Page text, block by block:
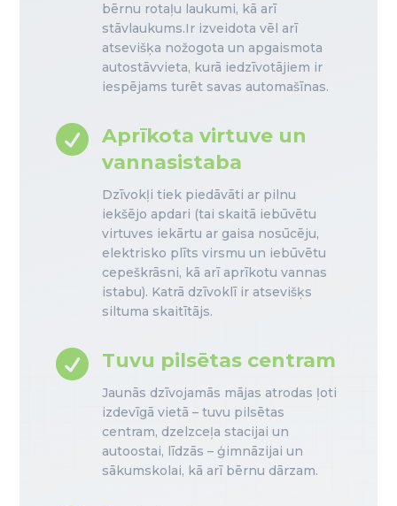
bērnu rotaļu laukumi, kā arī
stāvlaukums.Ir izveidota vēl arī
atsevišķa nožogota un apgaismota
autostāvvieta, kurā iedzīvotājiem ir
iespējams turēt savas automašīnas.
 Aprīkota virtuve un
vannasistaba
Dzīvokļi tiek piedāvāti ar pilnu
iekšējo apdari (tai skaitā iebūvētu
virtuves iekārtu ar gaisa nosūcēju,
elektrisko plīts virsmu un iebūvētu
cepeškrāsni, kā arī aprīkotu vannas
istabu). Katrā dzīvoklī ir atsevišķs
siltuma skaitītājs.
 Tuvu pilsētas centram
Jaunās dzīvojamās mājas atrodas ļoti
izdevīgā vietā – tuvu pilsētas
centram, dzelzceļa stacijai un
autoostai, līdzās – ģimnāzijai un
sākumskolai, kā arī bērnu dārzam.